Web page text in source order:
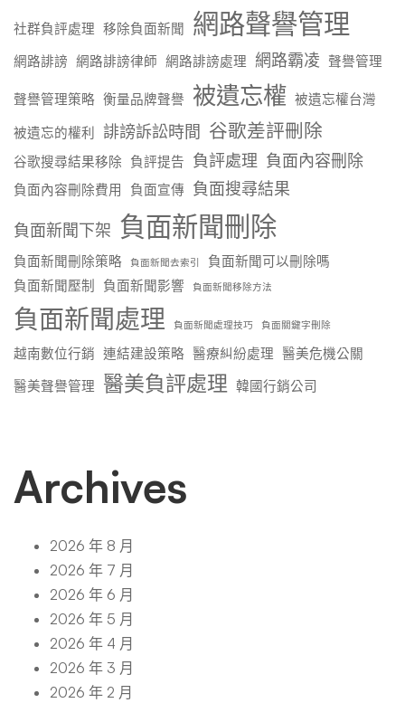
社群負評處理 移除負面新聞 網路聲譽管理
網路誹謗 網路誹謗律師 網路誹謗處理 網路霸凌 聲譽管理
聲譽管理策略 衡量品牌聲譽 被遺忘權 被遺忘權台灣
被遺忘的權利 誹謗訴訟時間 谷歌差評刪除
谷歌搜尋結果移除 負評提告 負評處理 負面內容刪除
負面內容刪除費用 負面宣傳 負面搜尋結果
負面新聞下架 負面新聞刪除
負面新聞刪除策略 負面新聞去索引
負面新聞可以刪除嗎
負面新聞壓制
負面新聞影響 負面新聞移除方法
負面新聞處理 負面新聞處理技巧 負面關鍵字刪除
越南數位行銷 連結建設策略 醫療糾紛處理 醫美危機公關
醫美聲譽管理 醫美負評處理 韓國行銷公司
Archives
2026 年 8 月
2026 年 7 月
2026 年 6 月
2026 年 5 月
2026 年 4 月
2026 年 3 月
2026 年 2 月